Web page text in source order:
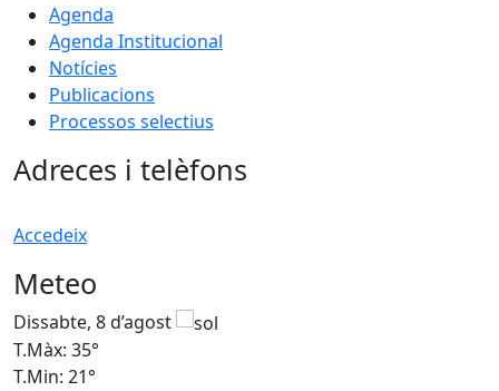
Agenda
Agenda Institucional
Notícies
Publicacions
Processos selectius
Adreces i telèfons
Accedeix
Meteo
Dissabte, 8 d’agost
T.Màx: 35°
T.Min: 21°